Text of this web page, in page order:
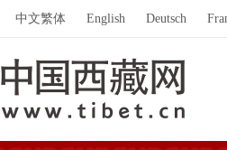
中文繁体 English Deutsch